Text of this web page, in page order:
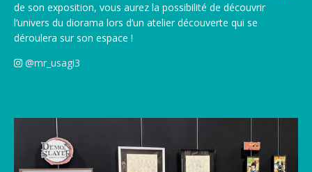
de son exposition, vous aurez la possibilité de découvrir
l’univers du diorama lors d’un atelier découverte qui se
déroulera sur son espace !
@mr_usagi3